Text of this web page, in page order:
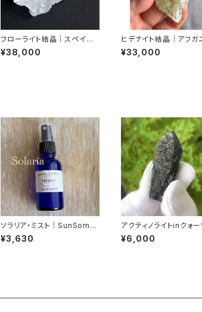
フローライト結晶｜スペイン
産
¥38,000
ヒデナイト結晶｜アフガ
ン産
¥33,000
ソラリア・ミスト｜SunSoma/
Solaria 30ml
¥3,630
アクティノライトinクォー
晶｜ロシア産
¥6,000